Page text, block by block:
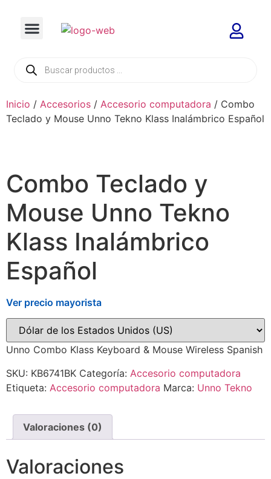
Inicio / Accesorios / Accesorio computadora / Combo
Teclado y Mouse Unno Tekno Klass Inalámbrico Español
Combo Teclado y
Mouse Unno Tekno
Klass Inalámbrico
Español
Ver precio mayorista
Unno Combo Klass Keyboard & Mouse Wireless Spanish
SKU: KB6741BK Categoría: Accesorio computadora
Etiqueta: Accesorio computadora Marca: Unno Tekno
Valoraciones (0)
Valoraciones